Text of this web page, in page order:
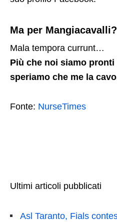
Ma per Mangiacavalli?
Mala tempora currunt…
Più che noi siamo
speriamo che me la
Fonte: NurseTimes
Ultimi articoli pubblicati
Asl Taranto, Fials